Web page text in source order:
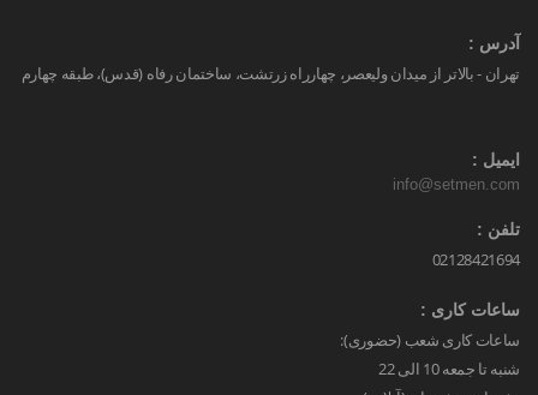
آدرس :
تهران - بالاتر از میدان ولیعصر، چهارراه زرتشت، ساختمان رفاه (قدس)، طبقه چهارم
ایمیل :
info@setmen.com
تلفن :
02128421694
ساعات کاری :
ساعات کاری شعب (حضوری):
شنبه تا جمعه 10 الی 22